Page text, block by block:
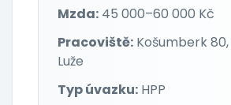
Mzda: 45 000–60 000 Kč
Pracoviště: Košumberk
Luže
Typ úvazku: HPP